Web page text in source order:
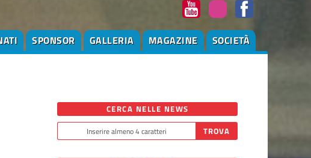
SPONSOR GALLERIA MAGAZINE SOCIETÀ
CERCA NELLE NEWS